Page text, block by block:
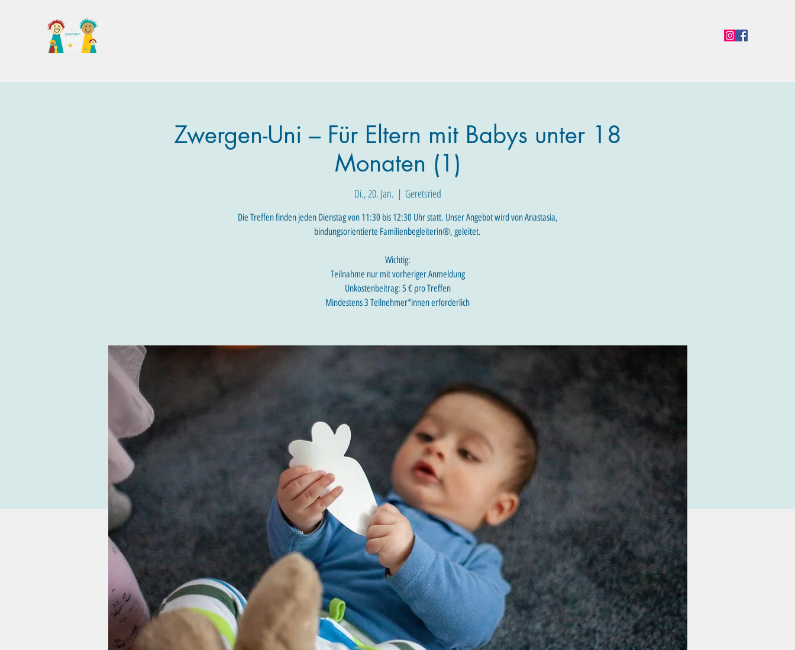
Zwergen-Uni – Für Eltern mit Babys unter 18
Monaten (1)
Di., 20. Jan.
  |
Geretsried
Die Treffen finden jeden Dienstag von 11:30 bis 12:30 Uhr statt. Unser Angebot wird von Anastasia,
bindungsorientierte Familienbegleiterin®, geleitet.
Wichtig:
Teilnahme nur mit vorheriger Anmeldung
Unkostenbeitrag: 5 € pro Treffen
Mindestens 3 Teilnehmer*innen erforderlich